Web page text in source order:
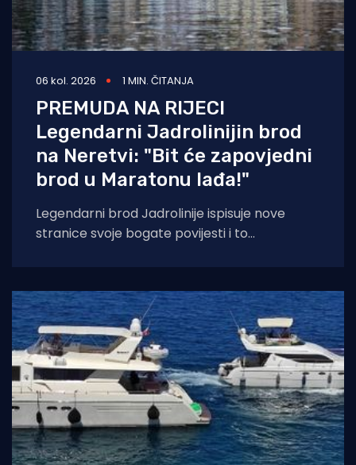
06 kol. 2026 1 MIN. ČITANJA
PREMUDA NA RIJECI
Legendarni Jadrolinijin brod
na Neretvi: "Bit će zapovjedni
brod u Maratonu lađa!"
Legendarni brod Jadrolinije ispisuje nove
stranice svoje bogate povijesti i to